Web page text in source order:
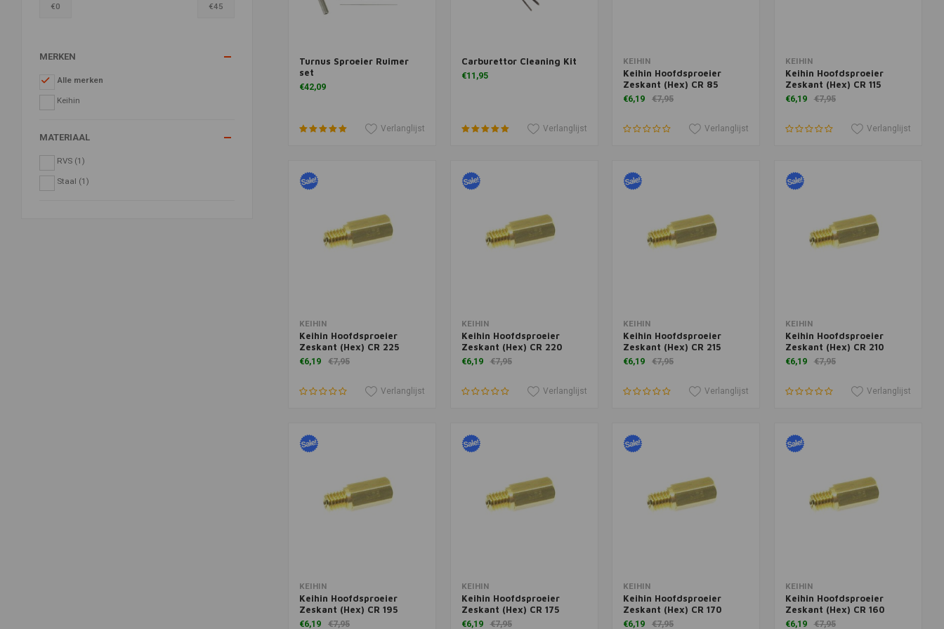
€0 €45
MERKEN
Alle merken
Keihin
MATERIAAL
RVS (1)
Staal (1)
Toevoegen aan winkelwagen
Turnus Sproeier Ruimer
set
€42,09
Verlanglijst
Meer informatie
Carburettor Cleaning Kit
€11,95
Verlanglijst
Toevoegen aan winkelwagen
KEIHIN
Keihin Hoofdsproeier
Zeskant (Hex) CR 85
€6,19 €7,95
Verlanglijst
Toevoegen aan winkelwagen
KEIHIN
Keihin Hoofdsproeier
Zeskant (Hex) CR 115
€6,19 €7,95
Verlanglijst
Toevoegen aan winkelwagen
KEIHIN
Keihin Hoofdsproeier
Zeskant (Hex) CR 225
€6,19 €7,95
Verlanglijst
Toevoegen aan winkelwagen
KEIHIN
Keihin Hoofdsproeier
Zeskant (Hex) CR 220
€6,19 €7,95
Verlanglijst
Toevoegen aan winkelwagen
KEIHIN
Keihin Hoofdsproeier
Zeskant (Hex) CR 215
€6,19 €7,95
Verlanglijst
Toevoegen aan winkelwagen
KEIHIN
Keihin Hoofdsproeier
Zeskant (Hex) CR 210
€6,19 €7,95
Verlanglijst
Toevoegen aan winkelwagen
KEIHIN
Keihin Hoofdsproeier
Zeskant (Hex) CR 195
€6,19 €7,95
Toevoegen aan winkelwagen
KEIHIN
Keihin Hoofdsproeier
Zeskant (Hex) CR 175
€6,19 €7,95
Toevoegen aan winkelwagen
KEIHIN
Keihin Hoofdsproeier
Zeskant (Hex) CR 170
€6,19 €7,95
Toevoegen aan winkelwagen
KEIHIN
Keihin Hoofdsproeier
Zeskant (Hex) CR 160
€6,19 €7,95